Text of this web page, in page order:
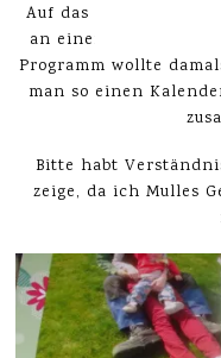
Auf das Ergebnis bin
an einem Fotobuch
Programm wollte
man so einen
Bitte habt
zeige, da ich Mulles